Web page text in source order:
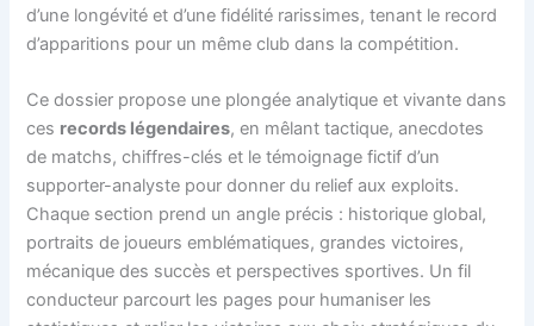
d’une longévité et d’une fidélité rarissimes, tenant le record
d’apparitions pour un même club dans la compétition.
Ce dossier propose une plongée analytique et vivante dans
ces records légendaires, en mêlant tactique, anecdotes
de matchs, chiffres-clés et le témoignage fictif d’un
supporter-analyste pour donner du relief aux exploits.
Chaque section prend un angle précis : historique global,
portraits de joueurs emblématiques, grandes victoires,
mécanique des succès et perspectives sportives. Un fil
conducteur parcourt les pages pour humaniser les